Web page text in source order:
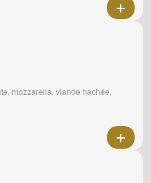
mozzarella, viande hachée,